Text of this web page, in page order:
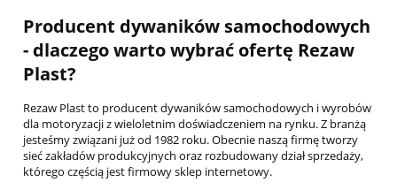
Producent dywaników samochodowych
- dlaczego warto wybrać ofertę Rezaw
Plast?
Rezaw Plast to producent dywaników samochodowych i wyrobów
dla motoryzacji z wieloletnim doświadczeniem na rynku. Z branżą
jesteśmy związani już od 1982 roku. Obecnie naszą firmę tworzy
sieć zakładów produkcyjnych oraz rozbudowany dział sprzedaży,
którego częścią jest firmowy sklep internetowy.